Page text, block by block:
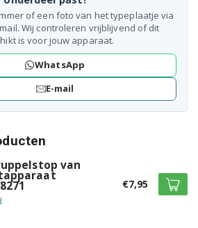
of een foto van het typeplaatje via
Wij controleren vrijblijvend of dit
is voor jouw apparaat.
WhatsApp
E-mail
van
€7,95